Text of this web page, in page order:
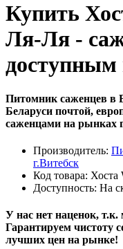
Купить
Ля-Ля -
доступным
Питомник саженцев в
Беларуси почтой,
саженцами на рынках
Производитель:
г.Витебск
Код товара:
Доступность: На
У нас нет наценок,
Гарантируем чистоту
лучших цен на рынке!